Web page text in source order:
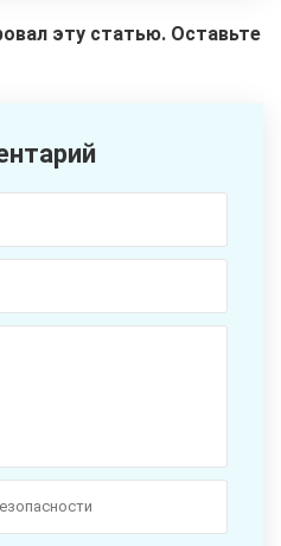
эту статью. Оставьте